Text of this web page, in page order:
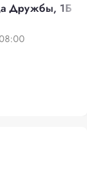
Дружбы, 1Б
08:00